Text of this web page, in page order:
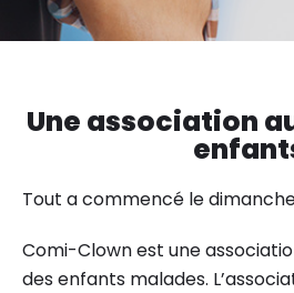
Une association
Tout a commencé le
Comi-Clown est une
des enfants malades.